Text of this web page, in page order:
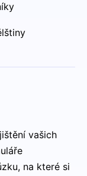
vašich
na které si